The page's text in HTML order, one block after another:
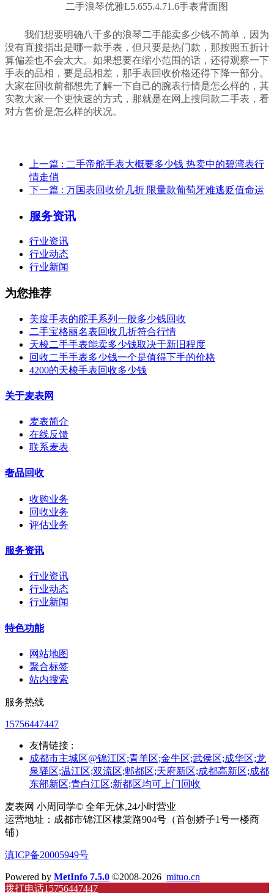
二手浪琴优雅L5.655.4.71.6手表背面图
我们想要明确八千多的浪琴二手能卖多少钱不简单，因为
没有直接指出是哪一款手表，但只要是热门款，那按照五折计
算偏差也不会太大。如果想要在缩小范围的话，还得观察一下
手表的品相，要是品相差，那手表回收价格还得下降一部分。
大家在回收前都想先了解一下自己的腕表行情是怎么样的，其
实教大家一个更快速的方式，那就是在网上搜同款二手表，看
对方售价是怎么样的状况。
上一篇 : 二手帝舵手表大概要多少钱 热卖中的碧湾表行
情走俏
下一篇 : 万国表回收价几折 限量款葡萄牙难逃贬值命运
服务资讯
行业资讯
行业动态
行业新闻
为您推荐
美度手表的舵手系列一般多少钱回收
二手宝格丽名表回收几折符合行情
天梭二手手表能卖多少钱取决于新旧程度
回收二手手表多少钱一个是值得下手的价格
4200的天梭手表回收多少钱
关于麦表网
麦表简介
在线反馈
联系麦表
奢品回收
收购业务
回收业务
评估业务
服务资讯
行业资讯
行业动态
行业新闻
特色功能
网站地图
聚合标签
站内搜索
服务热线
15756447447
友情链接 :
成都市主城区@锦江区;青羊区;金牛区;武侯区;成华区;龙
泉驿区;温江区;双流区;郫都区;天府新区;成都高新区;成都
东部新区;青白江区;新都区均可上门回收
麦表网 小周同学© 全年无休,24小时营业
运营地址：成都市锦江区棣棠路904号（首创娇子1号一楼商
铺）
滇ICP备20005949号
Powered by MetInfo 7.5.0 ©2008-2026 mituo.cn
拨打电话15756447447